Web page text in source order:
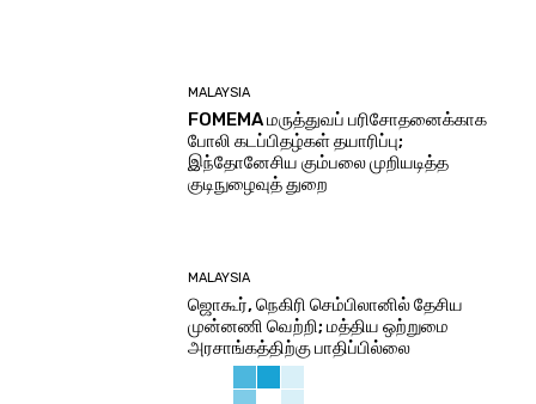
MALAYSIA
FOMEMA மருத்துவப் பரிசோதனைக்காக
போலி கடப்பிதழ்கள் தயாரிப்பு;
இந்தோனேசிய கும்பலை முறியடித்த
குடிநுழைவுத் துறை
MALAYSIA
ஜொகூர், நெகிரி செம்பிலானில் தேசிய
முன்னணி வெற்றி; மத்திய ஒற்றுமை
அரசாங்கத்திற்கு பாதிப்பில்லை